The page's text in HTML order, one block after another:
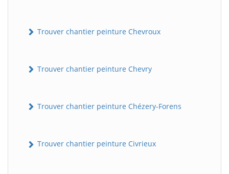
Trouver chantier peinture Chevroux
Trouver chantier peinture Chevry
Trouver chantier peinture Chézery-Forens
Trouver chantier peinture Civrieux